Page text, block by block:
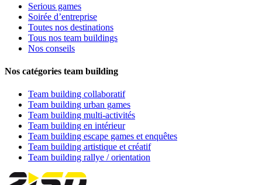
Serious games
Soirée d’entreprise
Toutes nos destinations
Tous nos team buildings
Nos conseils
Nos catégories team building
Team building collaboratif
Team building urban games
Team building multi-activités
Team building en intérieur
Team building escape games et enquêtes
Team building artistique et créatif
Team building rallye / orientation